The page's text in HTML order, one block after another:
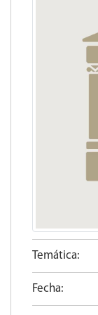
Temática:
Fecha: